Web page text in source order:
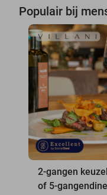
Populair bij
2-gangen
of 5-